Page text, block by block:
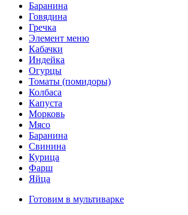
Баранина
Говядина
Гречка
Элемент меню
Кабачки
Индейка
Огурцы
Томаты (помидоры)
Колбаса
Капуста
Морковь
Мясо
Баранина
Свинина
Курица
Фарш
Яйца
Готовим в мультиварке